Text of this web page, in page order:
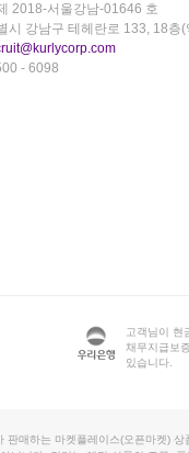
2018-서울강남-01646 호
시 강남구 테헤란로 133, 18층(
- 6098
고객님이 현
채무지급보
있습니다.
매하는 마켓플레이스(오픈마켓) 상